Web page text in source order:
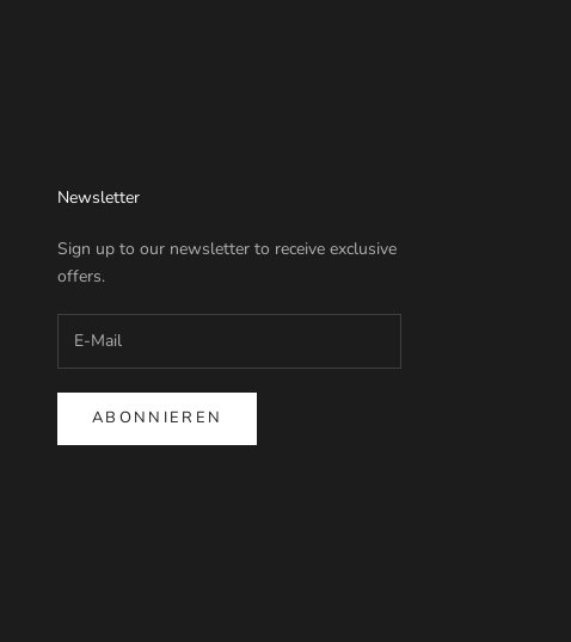
Newsletter
Sign up to our newsletter to receive exclusive
offers.
ABONNIEREN